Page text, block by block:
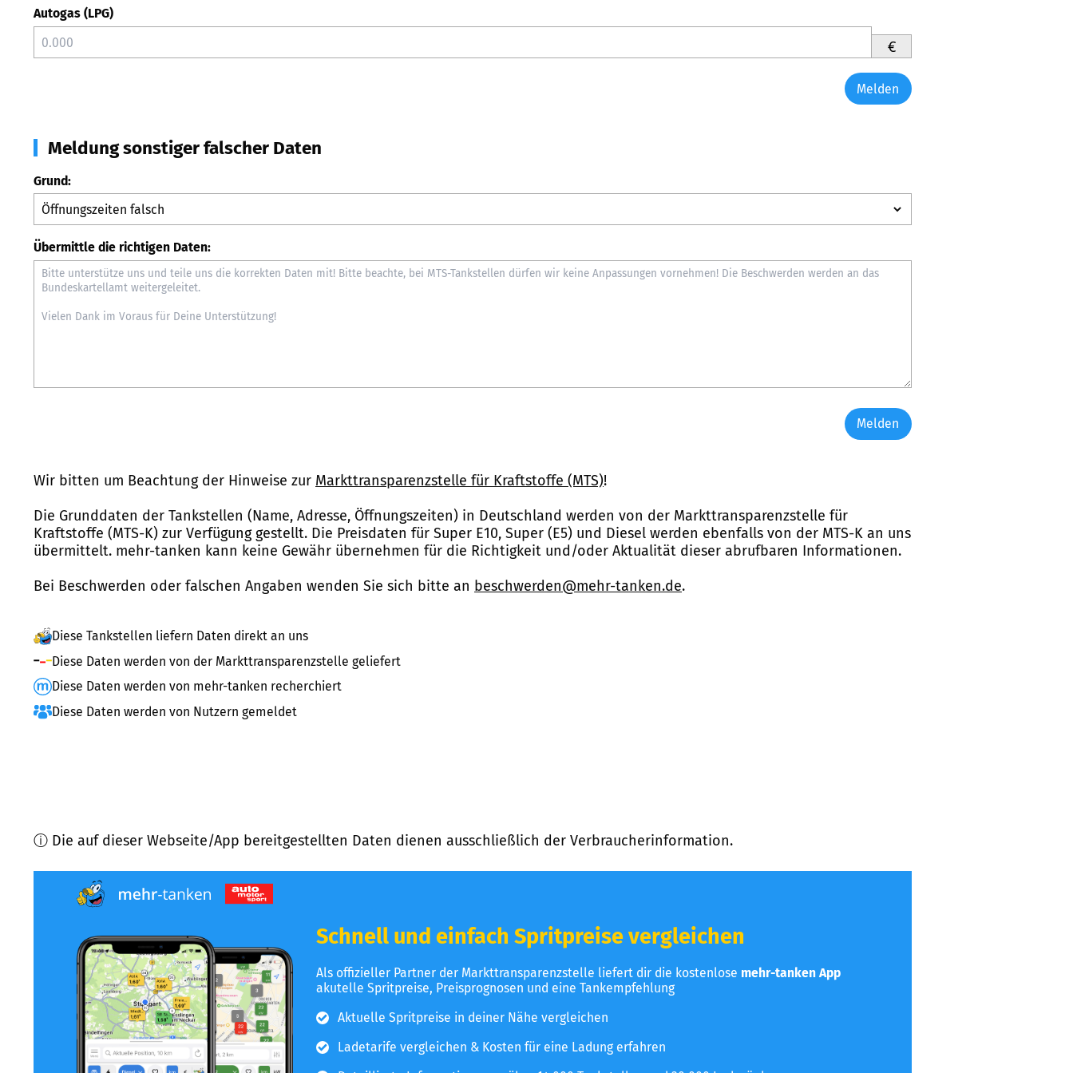
Autogas (LPG)
€
Melden
Meldung sonstiger falscher Daten
Grund:
Übermittle die richtigen Daten:
Melden
Wir bitten um Beachtung der Hinweise zur Markttransparenzstelle für Kraftstoffe (MTS)!
Die Grunddaten der Tankstellen (Name, Adresse, Öffnungszeiten) in Deutschland werden von der Markttransparenzstelle für
Kraftstoffe (MTS-K) zur Verfügung gestellt. Die Preisdaten für Super E10, Super (E5) und Diesel werden ebenfalls von der MTS-K an uns
übermittelt. mehr-tanken kann keine Gewähr übernehmen für die Richtigkeit und/oder Aktualität dieser abrufbaren Informationen.
Bei Beschwerden oder falschen Angaben wenden Sie sich bitte an beschwerden@mehr-tanken.de.
Diese Tankstellen liefern Daten direkt an uns
Diese Daten werden von der Markttransparenzstelle geliefert
Diese Daten werden von mehr-tanken recherchiert
Diese Daten werden von Nutzern gemeldet
ⓘ Die auf dieser Webseite/App bereitgestellten Daten dienen ausschließlich der Verbraucherinformation.
Schnell und einfach Spritpreise vergleichen
Als offizieller Partner der Markttransparenzstelle liefert dir die kostenlose mehr-tanken App
akutelle Spritpreise, Preisprognosen und eine Tankempfehlung
Aktuelle Spritpreise in deiner Nähe vergleichen
Ladetarife vergleichen & Kosten für eine Ladung erfahren